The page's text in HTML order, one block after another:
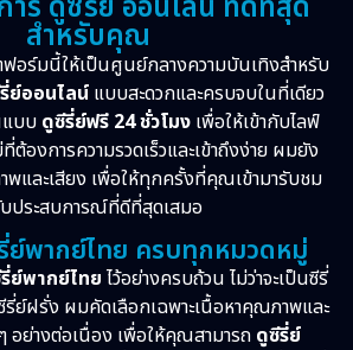
สำหรับคุณ
ร์มนี้ให้เป็นศูนย์กลางความบันเทิงสำหรับ
ย์ออนไลน์ แบบสะดวกและครบจบในที่เดียว
แบบ ดูซีรี่ย์ฟรี 24 ชั่วโมง เพื่อให้เข้ากับไลฟ์
องการความรวดเร็วและเข้าถึงง่าย ผมยัง
และเสียง เพื่อให้ทุกครั้งที่คุณเข้ามารับชม
ประสบการณ์ที่ดีที่สุดเสมอ
ย์พากย์ไทย ครบทุกหมวดหมู่
ย์พากย์ไทย ไว้อย่างครบถ้วน ไม่ว่าจะเป็นซีรี่
รี่ย์ฝรั่ง ผมคัดเลือกเฉพาะเนื้อหาคุณภาพและ
อย่างต่อเนื่อง เพื่อให้คุณสามารถ ดูซีรี่ย์